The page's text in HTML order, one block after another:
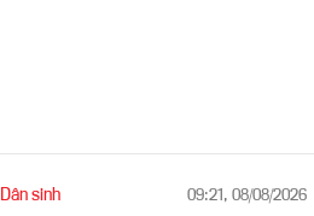
Dân sinh 09:21, 08/08/2026